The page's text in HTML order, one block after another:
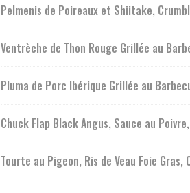
Pelmenis de Poireaux et Shiitake,
Ventrèche de Thon Rouge Grillée au
Pluma de Porc Ibérique Grillée au
Chuck Flap Black Angus, Sauce au
Tourte au Pigeon, Ris de Veau Foie